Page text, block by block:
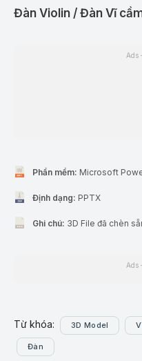
Đàn Violin / Đàn Vĩ
Ads
Phần mềm: Microsoft
Định dạng: PPTX
Ghi chú: 3D File đã chèn
Ads
Từ khóa: 3D Model
Đàn